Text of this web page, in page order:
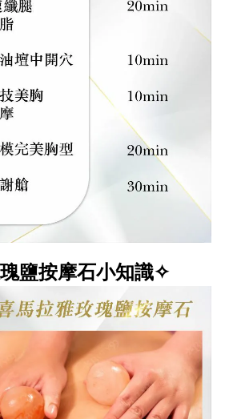
鹽按摩石小知識✧